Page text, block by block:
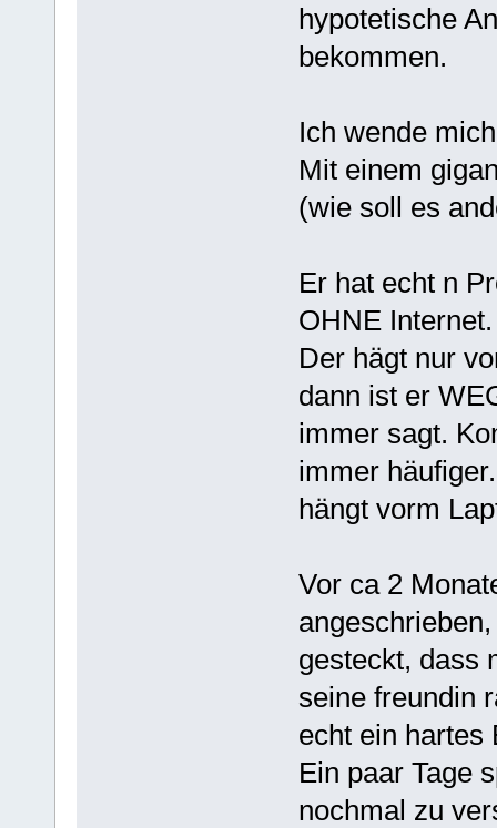
hypotetische
bekommen.
Ich wende
Mit einem
(wie soll es
Er hat echt n
OHNE
Der hägt nur
dann ist er
immer sagt.
immer
hängt vorm
Vor ca 2
gesteckt, dass
seine freundin
echt ein
Ein paar Tage
nochmal zu